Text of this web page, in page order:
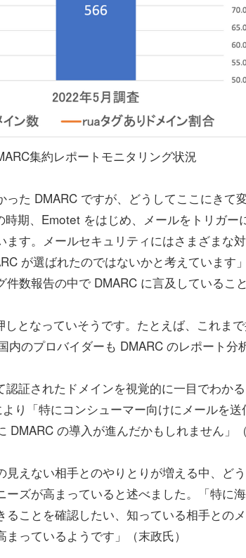
集約レポートモニタリング状況
た DMARC ですが、どうしてここにきて
期、Emotet をはじめ、メールをトリガー
す。メールセキュリティにはさまざまな
が選ばれたのではないかと考えています
数報告の中で DMARC に言及していること
となっていそうです。たとえば、これま
のプロバイダーも DMARC のレポート分
証されたドメインを視覚的に一目でわかる
り「特にコンシューマー向けにメールを送
DMARC の導入が進んだかもしれません」
えない相手とのやりとりが増える中、ど
ズが高まっていると述べました。「特に
ことを確認したい、知っている相手との
っているようです」（末政氏）